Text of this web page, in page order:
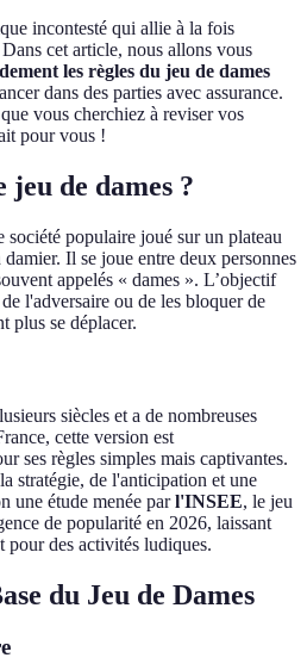
incontesté qui allie à la fois
cet article, nous allons vous
les règles du jeu de dames
dans des parties avec assurance.
vous cherchiez à reviser vos
pour vous !
jeu de dames ?
société populaire joué sur un plateau
Il se joue entre deux personnes
appelés « dames ». L’objectif
l'adversaire ou de les bloquer de
plus se déplacer.
siècles et a de nombreuses
cette version est
ses règles simples mais captivantes.
stratégie, de l'anticipation et une
une étude menée parl'INSEE, le jeu
de popularité en 2026, laissant
pour des activités ludiques.
du Jeu de Dames